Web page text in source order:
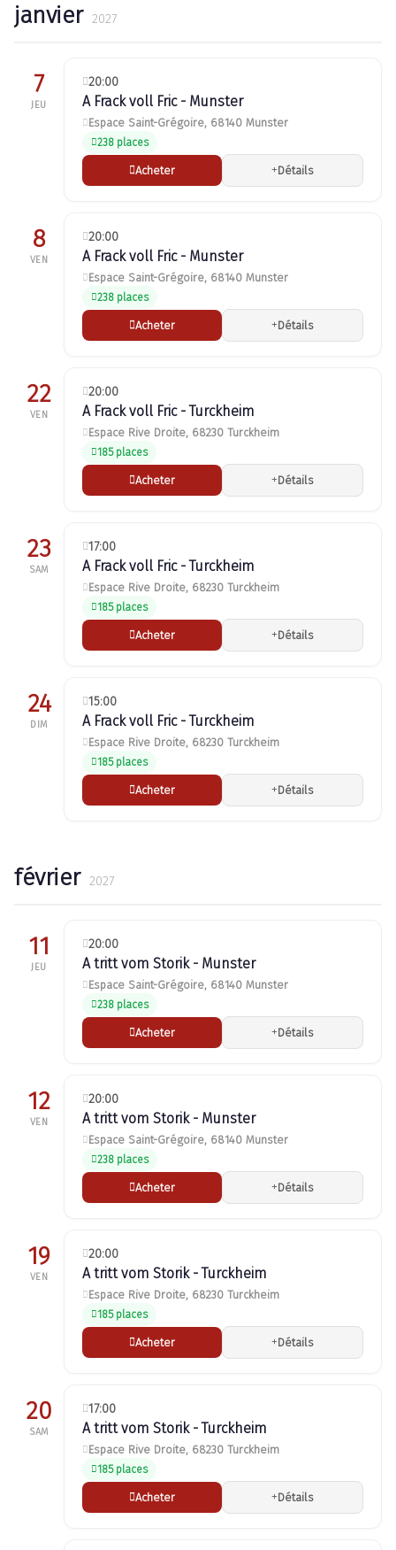
janvier 2027
7
JEU
20:00
A Frack voll Fric - Munster
Espace Saint-Grégoire, 68140 Munster
238 places
Acheter Détails
8
VEN
20:00
A Frack voll Fric - Munster
Espace Saint-Grégoire, 68140 Munster
238 places
Acheter Détails
22
VEN
20:00
A Frack voll Fric - Turckheim
Espace Rive Droite, 68230 Turckheim
185 places
Acheter Détails
23
SAM
17:00
A Frack voll Fric - Turckheim
Espace Rive Droite, 68230 Turckheim
185 places
Acheter Détails
24
DIM
15:00
A Frack voll Fric - Turckheim
Espace Rive Droite, 68230 Turckheim
185 places
Acheter Détails
février 2027
11
JEU
20:00
A tritt vom Storik - Munster
Espace Saint-Grégoire, 68140 Munster
238 places
Acheter Détails
12
VEN
20:00
A tritt vom Storik - Munster
Espace Saint-Grégoire, 68140 Munster
238 places
Acheter Détails
19
VEN
20:00
A tritt vom Storik - Turckheim
Espace Rive Droite, 68230 Turckheim
185 places
Acheter Détails
20
SAM
17:00
A tritt vom Storik - Turckheim
Espace Rive Droite, 68230 Turckheim
185 places
Acheter Détails